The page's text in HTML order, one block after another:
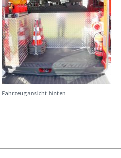
Fahrzeugansicht hinten